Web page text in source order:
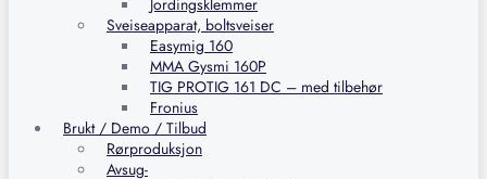
Jordingsklemmer
Sveiseapparat, boltsveiser
Easymig 160
MMA Gysmi 160P
TIG PROTIG 161 DC – med tilbehør
Fronius
Brukt / Demo / Tilbud
Rørproduksjon
Avsug-